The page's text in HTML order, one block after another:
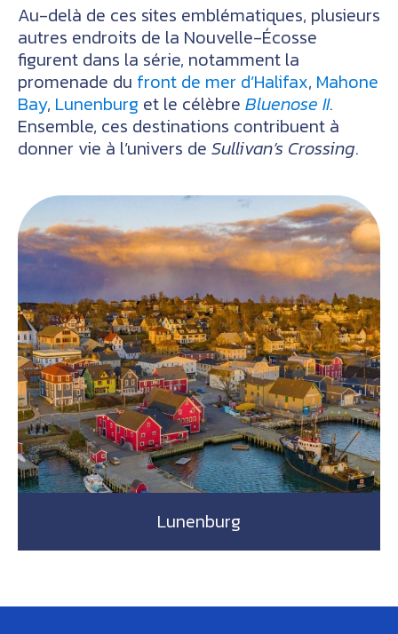
Au-delà de ces sites emblématiques, plusieurs
autres endroits de la Nouvelle-Écosse
figurent dans la série, notamment la
promenade du front de mer d’Halifax, Mahone
Bay, Lunenburg et le célèbre Bluenose II.
Ensemble, ces destinations contribuent à
donner vie à l’univers de Sullivan’s Crossing.
Lunenburg